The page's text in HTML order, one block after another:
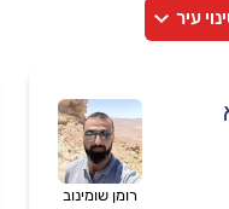
עיר
רומן שומינוב